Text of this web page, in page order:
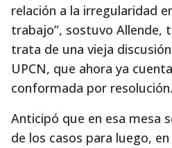
relación a la irregularidad
trabajo”, sostuvo Allende,
trata de una vieja
UPCN, que ahora ya
conformada por resolución.
Anticipó que en esa mesa
de los casos para luego,